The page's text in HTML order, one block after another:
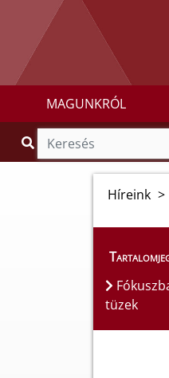
MAGUNKRÓL
Híreink >
tüzek